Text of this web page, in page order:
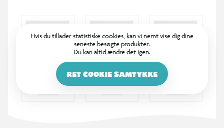
Hvis du tillader statistiske cookies, kan vi nemt vise dig dine
seneste besøgte produkter.
Du kan altid ændre det igen.
RET COOKIE SAMTYKKE